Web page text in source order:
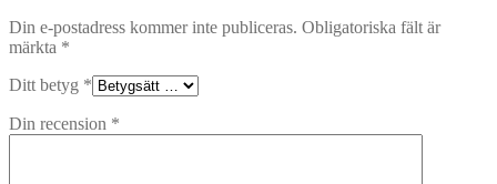
Din e-postadress kommer inte publiceras. Obligatoriska fält är
märkta *
Ditt betyg *
Din recension *